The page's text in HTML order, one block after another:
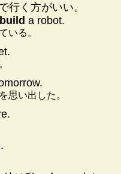
く方がいい。
a robot.
いる。
思い出した。
.